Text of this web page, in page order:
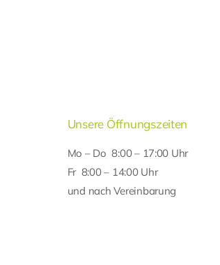
Unsere Öffnungszeiten
Mo – Do 8:00 – 17:00 Uhr
Fr 8:00 – 14:00 Uhr
und nach Vereinbarung